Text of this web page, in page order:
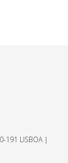
191 LISBOA |